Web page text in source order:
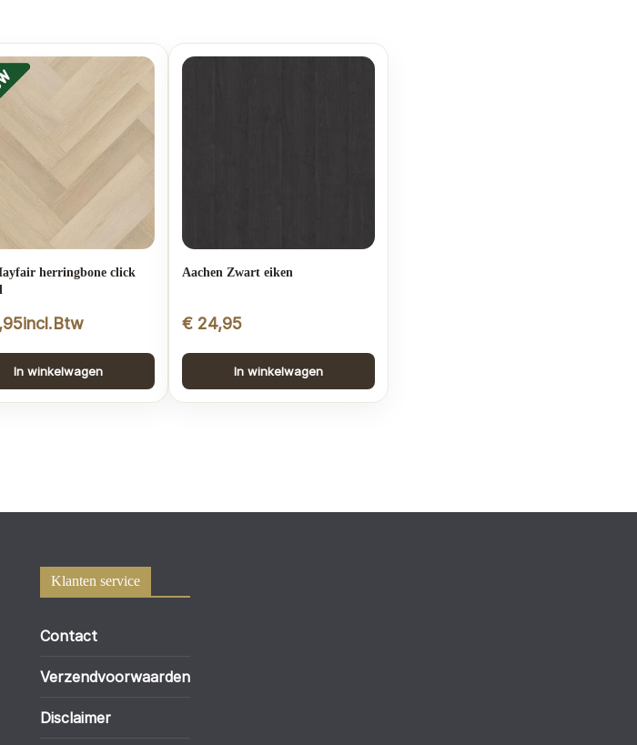
herringbone click
incl.Btw
In winkelwagen
Aachen Zwart eiken
€24,95
In winkelwagen
Klanten service
Contact
Verzendvoorwaarden
Disclaimer